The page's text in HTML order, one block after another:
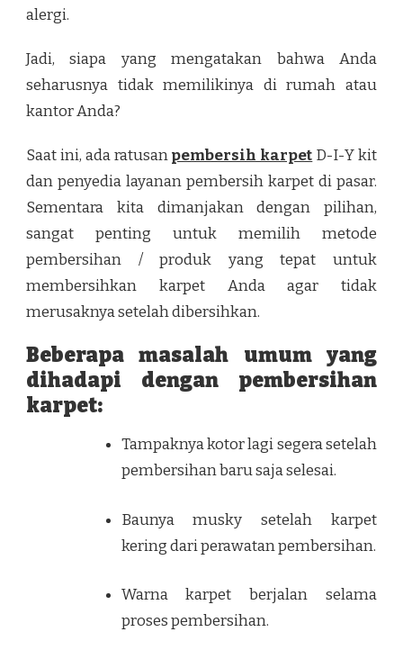
alergi.
Jadi, siapa yang mengatakan bahwa Anda
seharusnya tidak memilikinya di rumah atau
kantor Anda?
Saat ini, ada ratusanpembersih karpet D-I-Y kit
dan penyedia layanan pembersih karpet di pasar.
Sementara kita dimanjakan dengan pilihan,
sangat penting untuk memilih metode
pembersihan / produk yang tepat untuk
membersihkan karpet Anda agar tidak
merusaknya setelah dibersihkan.
Beberapa masalah umum yang
dihadapi dengan pembersihan
karpet:
Tampaknya kotor lagi segera setelah
pembersihan baru saja selesai.
Baunya musky setelah karpet
kering dari perawatan pembersihan.
Warna karpet berjalan selama
proses pembersihan.